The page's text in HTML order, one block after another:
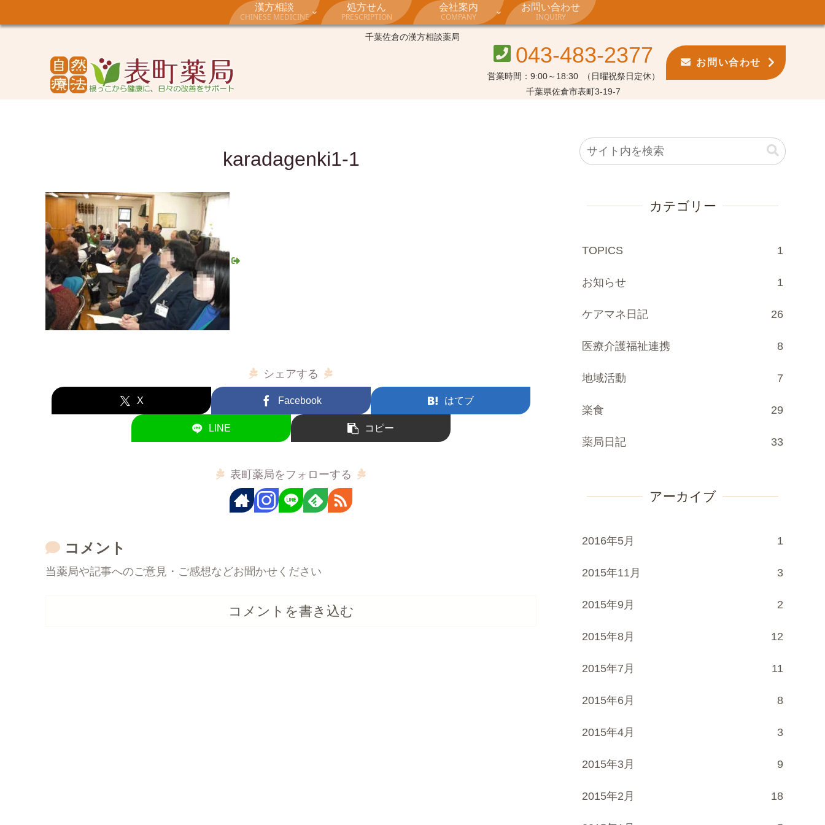
千葉佐倉の漢方相談薬局
お問い合わせ
043-483-2377
営業時間：9:00～18:30
（日曜祝祭日定休）
千葉県佐倉市表町3-19-7
漢方相談
CHINESE MEDICINE
処方せん
PRESCRIPTION
会社案内
COMPANY
お問い合わせ
INQUIRY
karadagenki1-1
シェアする
X Facebook はてブ
LINE コピー
表町薬局をフォローする
コメント
当薬局や記事へのご意見・ご感想などお聞かせください
コメントを書き込む
カテゴリー
TOPICS 1
お知らせ 1
ケアマネ日記 26
医療介護福祉連携 8
地域活動 7
楽食 29
薬局日記 33
アーカイブ
2016年5月 1
2015年11月 3
2015年9月 2
2015年8月 12
2015年7月 11
2015年6月 8
2015年4月 3
2015年3月 9
2015年2月 18